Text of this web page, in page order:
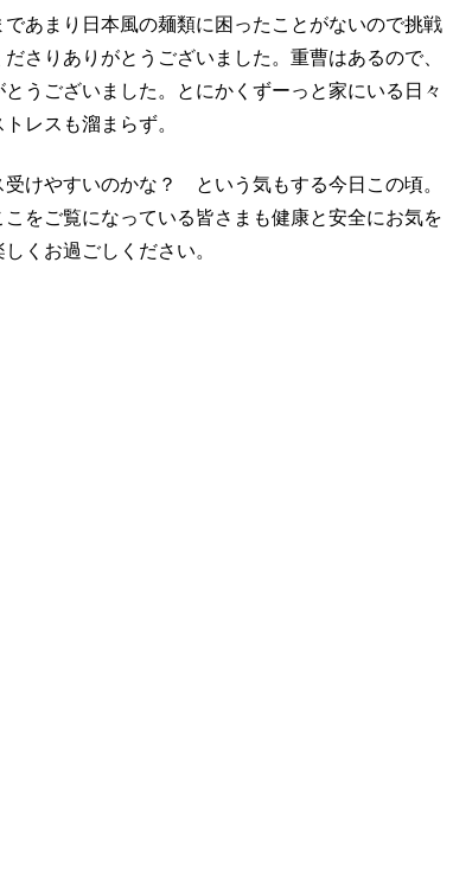
まり日本風の麺類に困ったことがないので挑戦
さりありがとうございました。重曹はあるので、
うございました。とにかくずーっと家にいる日々
レスも溜まらず。
けやすいのかな？ という気もする今日この頃。
をご覧になっている皆さまも健康と安全にお気を
くお過ごしください。